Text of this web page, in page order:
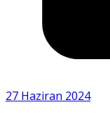
27 Haziran 2024